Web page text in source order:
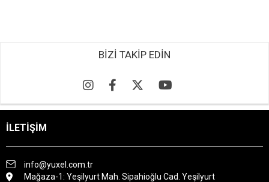
BİZİ TAKİP EDİN
İLETİŞİM
info@yuxel.com.tr
Mağaza-1: Yeşilyurt Mah. Sipahioğlu Cad. Yeşilyurt